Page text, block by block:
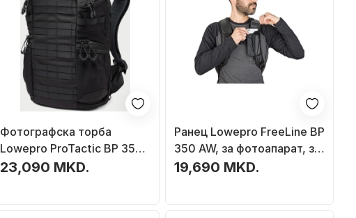
Фотографска торба
Lowepro ProTactic BP 350
AW III, за DSLR и објективи,
23,090 MKD.
Ранец Lowepro FreeLine BP
350 AW, за фотоапарат, за
лаптоп 15", црн
19,690 MKD.